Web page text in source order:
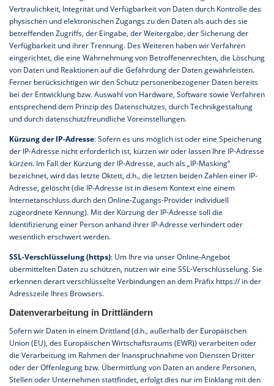
Vertraulichkeit, Integrität und Verfügbarkeit von Daten durch Kontrolle des
physischen und elektronischen Zugangs zu den Daten als auch des sie
betreffenden Zugriffs, der Eingabe, der Weitergabe, der Sicherung der
Verfügbarkeit und ihrer Trennung. Des Weiteren haben wir Verfahren
eingerichtet, die eine Wahrnehmung von Betroffenenrechten, die Löschung
von Daten und Reaktionen auf die Gefährdung der Daten gewährleisten.
Ferner berücksichtigen wir den Schutz personenbezogener Daten bereits
bei der Entwicklung bzw. Auswahl von Hardware, Software sowie Verfahren
entsprechend dem Prinzip des Datenschutzes, durch Technikgestaltung
und durch datenschutzfreundliche Voreinstellungen.
Kürzung der IP-Adresse: Sofern es uns möglich ist oder eine Speicherung
der IP-Adresse nicht erforderlich ist, kürzen wir oder lassen Ihre IP-Adresse
kürzen. Im Fall der Kürzung der IP-Adresse, auch als „IP-Masking“
bezeichnet, wird das letzte Oktett, d.h., die letzten beiden Zahlen einer IP-
Adresse, gelöscht (die IP-Adresse ist in diesem Kontext eine einem
Internetanschluss durch den Online-Zugangs-Provider individuell
zugeordnete Kennung). Mit der Kürzung der IP-Adresse soll die
Identifizierung einer Person anhand ihrer IP-Adresse verhindert oder
wesentlich erschwert werden.
SSL-Verschlüsselung (https): Um Ihre via unser Online-Angebot
übermittelten Daten zu schützen, nutzen wir eine SSL-Verschlüsselung. Sie
erkennen derart verschlüsselte Verbindungen an dem Präfix https:// in der
Adresszeile Ihres Browsers.
Datenverarbeitung in Drittländern
Sofern wir Daten in einem Drittland (d.h., außerhalb der Europäischen
Union (EU), des Europäischen Wirtschaftsraums (EWR)) verarbeiten oder
die Verarbeitung im Rahmen der Inanspruchnahme von Diensten Dritter
oder der Offenlegung bzw. Übermittlung von Daten an andere Personen,
Stellen oder Unternehmen stattfindet, erfolgt dies nur im Einklang mit den